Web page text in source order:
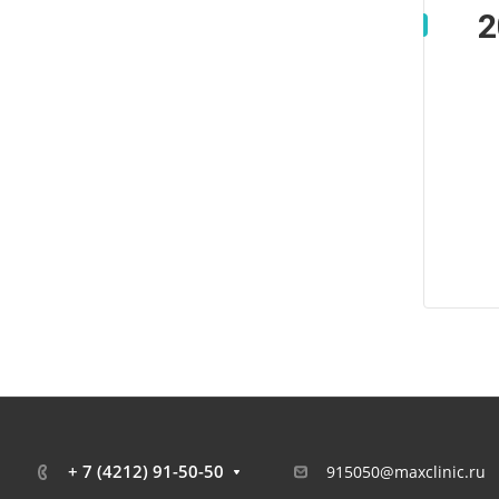
+ 7 (4212) 91-50-50 915050@maxclinic.ru